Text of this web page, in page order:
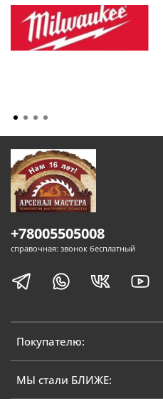
Покупателю:
МЫ стали БЛИЖЕ:
+78005505008
справочная: звонок бесплатный